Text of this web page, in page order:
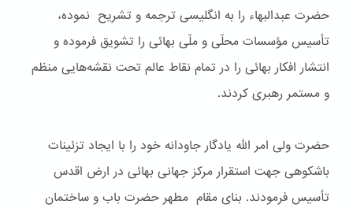
حضرت عبدالبهاء را به انگلیسی ترجمه و تشریح نموده،
تأسیس مؤسسات محلّی و ملّی بهائی را تشویق فرموده و
انتشار افکار بهائی را در تمام نقاط عالم تحت نقشه‌هایی منظم
و مستمر رهبری کردند.
حضرت ولی امر الله یادگار جاودانه خود را با ایجاد تزئینات
باشكوهی جهت استقرار مرکز جهانی بهائی در ارض اقدس
تأسیس فرمودند. بنای مقام مطهر حضرت باب و ساختمان